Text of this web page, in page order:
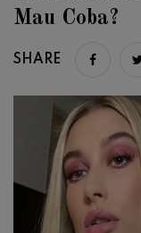
Mau Coba?
SHARE Share